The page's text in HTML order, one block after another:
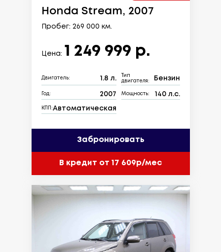
Honda Stream, 2007
Пробег: 269 000 км.
Цена: 1 249 999 р.
Двигатель: 1.8 л.
Тип
двигателя:
Бензин
Год: 2007 Мощность: 140 л.с.
КПП:Автоматическая
Забронировать
В кредит от 17 609р/мес